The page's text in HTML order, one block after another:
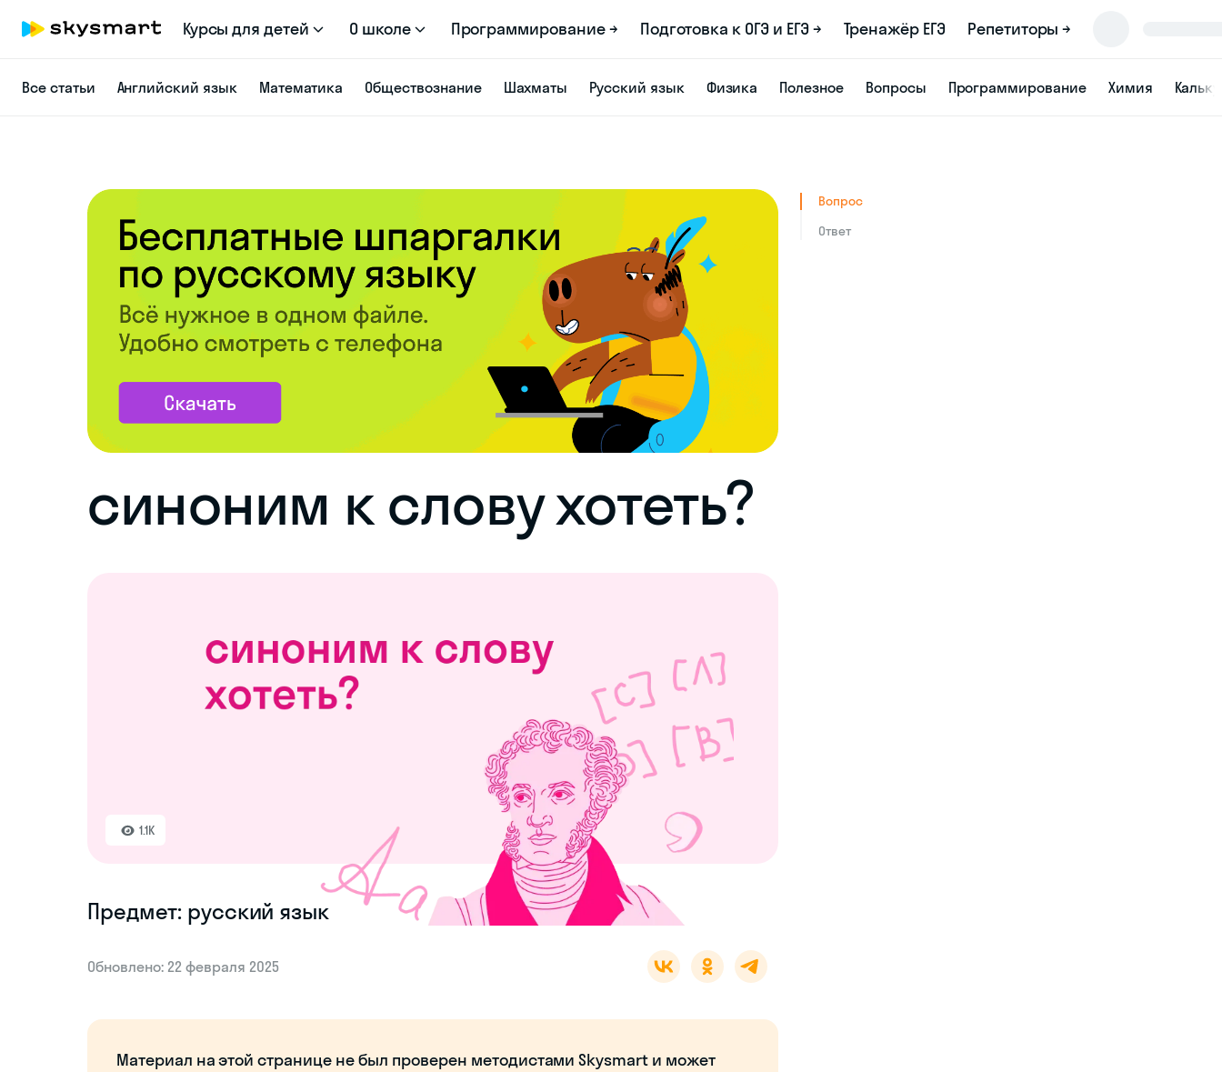
Курсы для детей О школе Программирование → Подготовка к ОГЭ и ЕГЭ → Тренажёр ЕГЭ Репетиторы →
Все статьи Английский язык Математика Обществознание Шахматы Русский язык Физика Полезное Вопросы Программирование Химия
синоним к слову хотеть?
1.1K
Предмет: русский язык
Обновлено: 22 февраля 2025
Материал на этой странице не был проверен методистами Skysmart и может
Вопрос
Ответ